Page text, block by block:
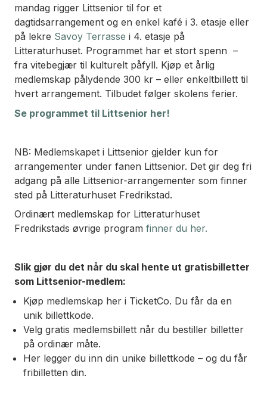
mandag rigger Littsenior til for et
dagtidsarrangement og en enkel kafé i 3. etasje eller
på lekre Savoy Terrasse i 4. etasje på
Litteraturhuset. Programmet har et stort spenn –
fra vitebegjær til kulturelt påfyll. Kjøp et årlig
medlemskap pålydende 300 kr – eller enkeltbillett til
hvert arrangement. Tilbudet følger skolens ferier.
Se programmet til Littsenior her!
NB: Medlemskapet i Littsenior gjelder kun for
arrangementer under fanen Littsenior. Det gir deg fri
adgang på alle Littsenior-arrangementer som finner
sted på Litteraturhuset Fredrikstad.
Ordinært medlemskap for Litteraturhuset
Fredrikstads øvrige program finner du her.
Slik gjør du det når du skal hente ut gratisbilletter
som Littsenior-medlem:
Kjøp medlemskap her i TicketCo. Du får da en
unik billettkode.
Velg gratis medlemsbillett når du bestiller billetter
på ordinær måte.
Her legger du inn din unike billettkode – og du får
fribilletten din.